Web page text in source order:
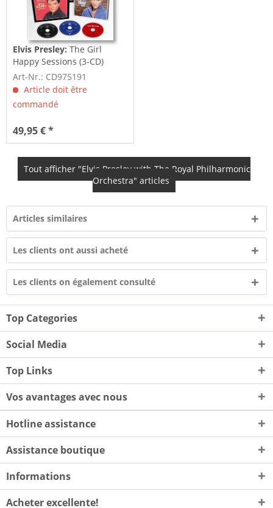
Elvis Presley: The Girl
Happy Sessions (3-CD)
Art-Nr.: CD975191
Article doit être
commandé
49,95 € *
Tout afficher "Elvis Presley with The Royal Philharmonic
Orchestra" articles
Articles similaires
Les clients ont aussi acheté
Les clients on également consulté
Top Categories
Social Media
Top Links
Vos avantages avec nous
Hotline assistance
Assistance boutique
Informations
Acheter excellente!